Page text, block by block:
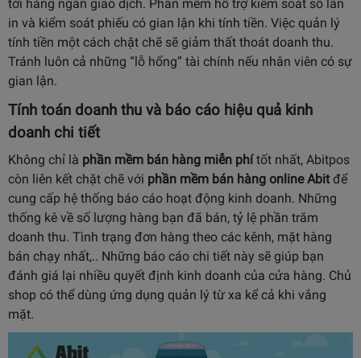
tới hàng ngàn giao dịch. Phần mềm hỗ trợ kiểm soát số lần
in và kiểm soát phiếu có gian lận khi tính tiền. Việc quản lý
tính tiền một cách chặt chẽ sẽ giảm thất thoát doanh thu.
Tránh luôn cả những “lỗ hổng” tài chính nếu nhân viên có sự
gian lận.
Tính toán doanh thu và báo cáo hiệu quả kinh
doanh chi tiết
Không chỉ là phần mềm bán hàng miễn phítốt nhất, Abitpos
còn liên kết chặt chẽ với phần mềm bán hàng onlineAbitđể
cung cấp hệ thống báo cáo hoạt động kinh doanh. Những
thống kê về số lượng hàng bạn đã bán, tỷ lệ phần trăm
doanh thu. Tình trạng đơn hàng theo các kênh, mặt hàng
bán chạy nhất,.. Những báo cáo chi tiết này sẽ giúp bạn
đánh giá lại nhiều quyết định kinh doanh của cửa hàng. Chủ
shop có thể dùng ứng dụng quản lý từ xa kể cả khi vắng
mặt.